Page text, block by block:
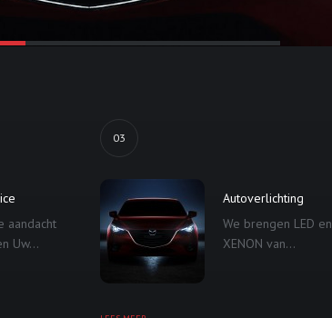
aandacht
Uw...
03
Autoverlichting
We brengen LED en
XENON van...